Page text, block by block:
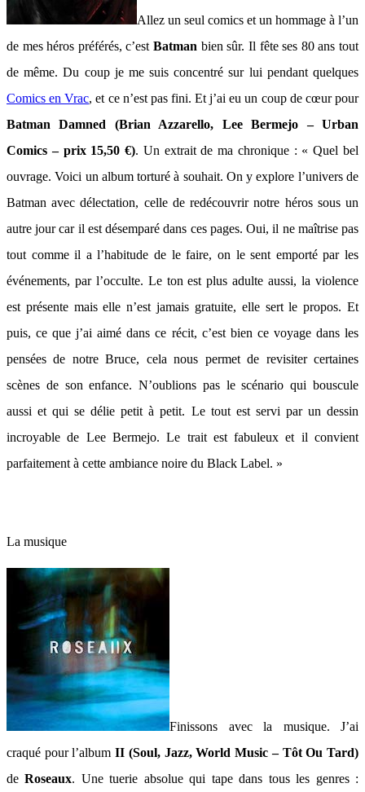
Allez un seul comics et un hommage à l’un
de mes héros préférés, c’estBatman bien sûr. Il fête ses 80 ans tout
de même. Du coup je me suis concentré sur lui pendant quelques
Comics en Vrac, et ce n’est pas fini. Et j’ai eu un coup de cœur pour
Batman Damned (Brian Azzarello, Lee Bermejo – Urban
Comics – prix 15,50 €). Un extrait de ma chronique : « Quel bel
ouvrage. Voici un album torturé à souhait. On y explore l’univers de
Batman avec délectation, celle de redécouvrir notre héros sous un
autre jour car il est désemparé dans ces pages. Oui, il ne maîtrise pas
tout comme il a l’habitude de le faire, on le sent emporté par les
événements, par l’occulte. Le ton est plus adulte aussi, la violence
est présente mais elle n’est jamais gratuite, elle sert le propos. Et
puis, ce que j’ai aimé dans ce récit, c’est bien ce voyage dans les
pensées de notre Bruce, cela nous permet de revisiter certaines
scènes de son enfance. N’oublions pas le scénario qui bouscule
aussi et qui se délie petit à petit. Le tout est servi par un dessin
incroyable de Lee Bermejo. Le trait est fabuleux et il convient
parfaitement à cette ambiance noire du Black Label. »
La musique
Finissons avec la musique. J’ai
craqué pour l’albumII (Soul, Jazz, World Music – Tôt Ou Tard)
deRoseaux. Une tuerie absolue qui tape dans tous les genres :